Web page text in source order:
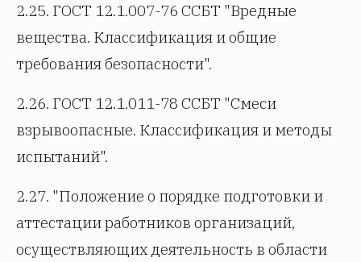
2.25. ГОСТ 12.1.007-76 ССБТ "Вредные
вещества. Классификация и общие
требования безопасности".
2.26. ГОСТ 12.1.011-78 ССБТ "Смеси
взрывоопасные. Классификация и методы
испытаний".
2.27. "Положение о порядке подготовки и
аттестации работников организаций,
осуществляющих деятельность в области